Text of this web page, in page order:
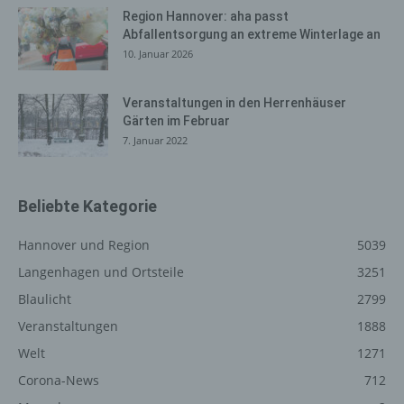
Region Hannover: aha passt
Abfallentsorgung an extreme Winterlage an
10. Januar 2026
Veranstaltungen in den Herrenhäuser
Gärten im Februar
7. Januar 2022
Beliebte Kategorie
Hannover und Region
5039
Langenhagen und Ortsteile
3251
Blaulicht
2799
Veranstaltungen
1888
Welt
1271
Corona-News
712
Der für die Verarbeitung Verantwortliche erteilt jeder
betroffenen Person jederzeit auf Anfrage Auskunft
darüber, welche personenbezogenen Daten über die
oder löscht der für die Verarbeitung Verantwortliche
personenbezogene Daten auf Wunsch oder Hinweis der
betroffenen Person, soweit dem keine gesetzlichen
Aufbewahrungspflichten entgegenstehen. Die
Verantwortlichen stehen der betroffenen Person in
Verfügung.
Internetseite
Die Internetseite enthält aufgrund von gesetzlichen
Vorschriften Angaben, die eine schnelle elektronische
Kontaktaufnahme zu unserem Unternehmen sowie eine